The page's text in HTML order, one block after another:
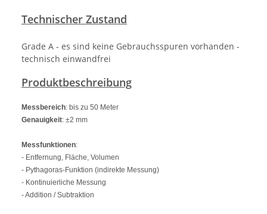
Technischer Zustand
Grade A - es sind keine Gebrauchsspuren vorhanden -
technisch einwandfrei
Produktbeschreibung
Messbereich: bis zu 50 Meter
Genauigkeit: ±2 mm
Messfunktionen:
- Entfernung, Fläche, Volumen
- Pythagoras-Funktion (indirekte Messung)
- Kontinuierliche Messung
- Addition / Subtraktion